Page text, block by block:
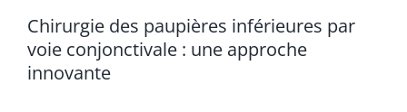
Chirurgie des paupières inférieures par
voie conjonctivale : une approche
innovante